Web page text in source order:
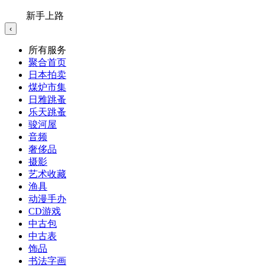
新手上路
‹
所有服务
聚合首页
日本拍卖
煤炉市集
日雅跳蚤
乐天跳蚤
骏河屋
音频
奢侈品
摄影
艺术收藏
渔具
动漫手办
CD游戏
中古包
中古表
饰品
书法字画